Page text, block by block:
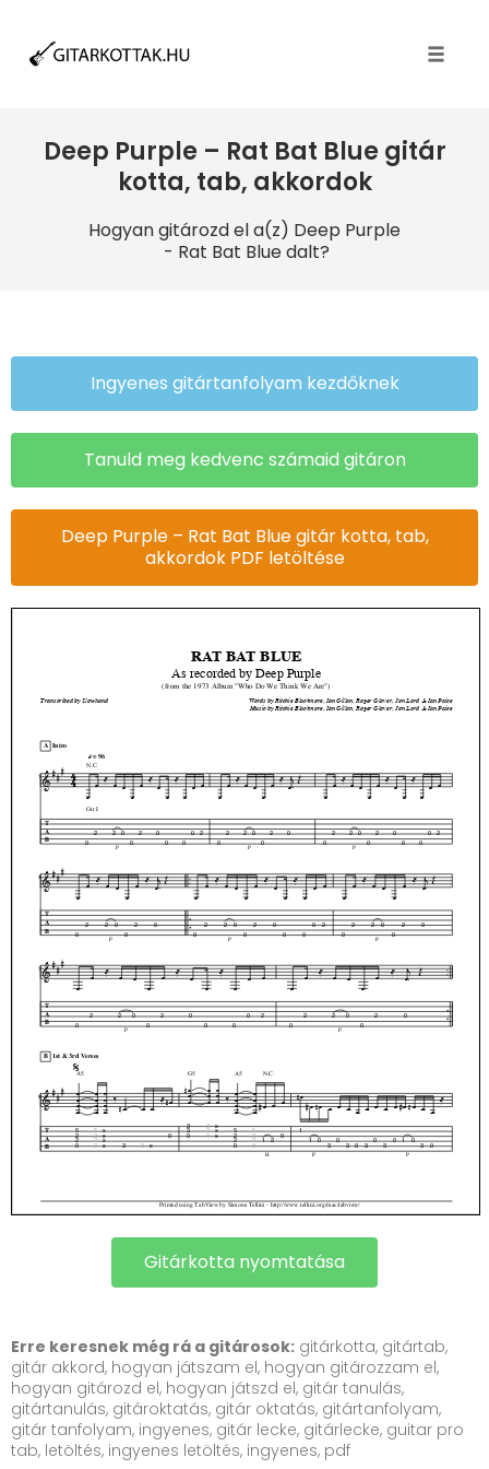
Deep Purple – Rat Bat Blue gitár
kotta, tab, akkordok
Hogyan gitározd el a(z) Deep Purple
- Rat Bat Blue dalt?
Ingyenes gitártanfolyam kezdőknek
Tanuld meg kedvenc számaid gitáron
Deep Purple – Rat Bat Blue gitár kotta, tab,
akkordok PDF letöltése
Gitárkotta nyomtatása
Erre keresnek még rá a gitárosok: gitárkotta, gitártab,
gitár akkord, hogyan játszam el, hogyan gitározzam el,
hogyan gitározd el, hogyan játszd el, gitár tanulás,
gitártanulás, gitároktatás, gitár oktatás, gitártanfolyam,
gitár tanfolyam, ingyenes, gitár lecke, gitárlecke, guitar pro
tab, letöltés, ingyenes letöltés, ingyenes, pdf